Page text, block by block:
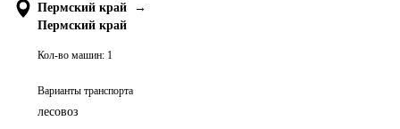
Пермский край
→
Пермский край
Кол-во машин: 1
Варианты транспорта
лесовоз